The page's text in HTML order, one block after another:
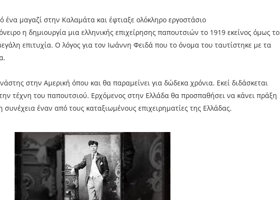
μαγαζί στην Καλαμάτα και έφτιαξε ολόκληρο εργοστάσιο
η δημιουργία μια ελληνικής επιχείρησης παπουτσιών το 1919 εκείνος όμως το
επιτυχία. Ο λόγος για τον Ιωάννη Φειδά που το όνομα του ταυτίστηκε με τα
στην Αμερική όπου και θα παραμείνει για δώδεκα χρόνια. Εκεί διδάσκεται
την τέχνη του παπουτσιού. Ερχόμενος στην Ελλάδα θα προσπαθήσει να κάνει πράξη
συνέχεια έναν από τους καταξιωμένους επιχειρηματίες της Ελλάδας.